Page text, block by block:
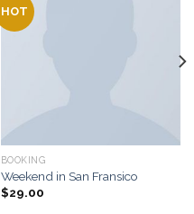
HOT
BOOKING
Weekend in San Fransico
$29.00